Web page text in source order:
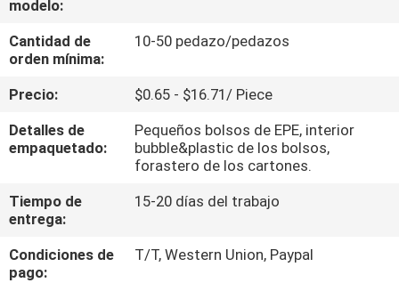
FÁBRICA
CONTROL
CALIDAD
CONTACTA
CON
NOSOTROS
modelo:
Cantidad de
orden mínima:
10-50 pedazo/pedazos
Precio:
$0.65 - $16.71/ Piece
Detalles de
empaquetado:
Pequeños bolsos de EPE, interior
bubble&plastic de los bolsos,
forastero de los cartones.
Tiempo de
entrega:
15-20 días del trabajo
Condiciones de
pago:
T/T, Western Union, Paypal